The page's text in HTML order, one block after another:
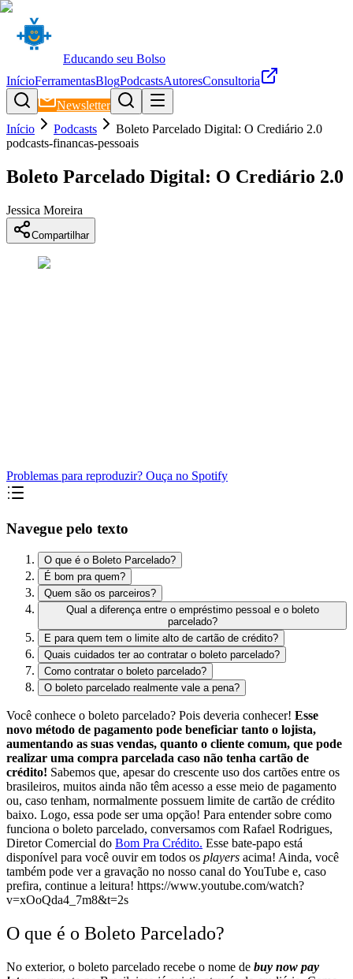
Educando seu Bolso
InícioFerramentasBlogPodcastsAutoresConsultoria
Newsletter
Início
Podcasts
Boleto Parcelado Digital: O Crediário 2.0
podcasts-financas-pessoais
Boleto Parcelado Digital: O Crediário 2.0
Jessica Moreira
Compartilhar
Problemas para reproduzir? Ouça no Spotify
Navegue pelo texto
O que é o Boleto Parcelado?
É bom pra quem?
Quem são os parceiros?
Qual a diferença entre o empréstimo pessoal e o boleto
parcelado?
E para quem tem o limite alto de cartão de crédito?
Quais cuidados ter ao contratar o boleto parcelado?
Como contratar o boleto parcelado?
O boleto parcelado realmente vale a pena?
Você conhece o boleto parcelado? Pois deveria conhecer! Esse
novo método de pagamento pode beneficiar tanto o lojista,
aumentando as suas vendas, quanto o cliente comum, que pode
realizar uma compra parcelada caso não tenha cartão de
crédito! Sabemos que, apesar do crescente uso dos cartões entre os
brasileiros, muitos ainda não têm acesso a esse meio de pagamento
ou, caso tenham, normalmente possuem limite de cartão de crédito
baixo. Logo, essa pode ser uma opção! Para entender sobre como
funciona o boleto parcelado, conversamos com Rafael Rodrigues,
Diretor Comercial do Bom Pra Crédito. Esse bate-papo está
disponível para você ouvir em todos os players acima! Ainda, você
também pode ver a gravação no nosso canal do YouTube e, caso
prefira, continue a leitura! https://www.youtube.com/watch?
v=xOoQda4_7m8&t=2s
O que é o Boleto Parcelado?
No exterior, o boleto parcelado recebe o nome de buy now pay